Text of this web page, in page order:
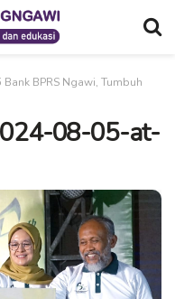
Bank BPRS Ngawi, Tumbuh
08-05-at-